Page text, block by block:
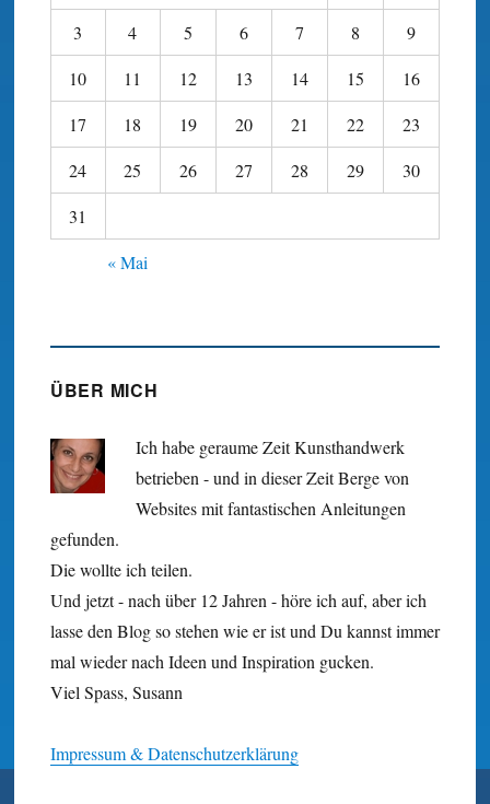
3
4 5 6 7 8
9
10
11 12 13 14 15
16
17
18 19 20 21 22
23
24
25 26 27 28 29
30
31
« Mai
ÜBER MICH
Ich habe geraume Zeit Kunst­hand­werk
betrieben - und in dieser Zeit Berge von
Websites mit fan­tastischen Anleitungen
gefunden.
Die wollte ich teilen.
Und jetzt - nach über 12 Jahren - höre ich auf, aber ich
lasse den Blog so stehen wie er ist und Du kannst immer
mal wieder nach Ideen und Inspiration gucken.
Viel Spass, Susann
Impressum & Datenschutzerklärung